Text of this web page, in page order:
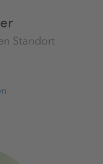
Standort
Agriculture